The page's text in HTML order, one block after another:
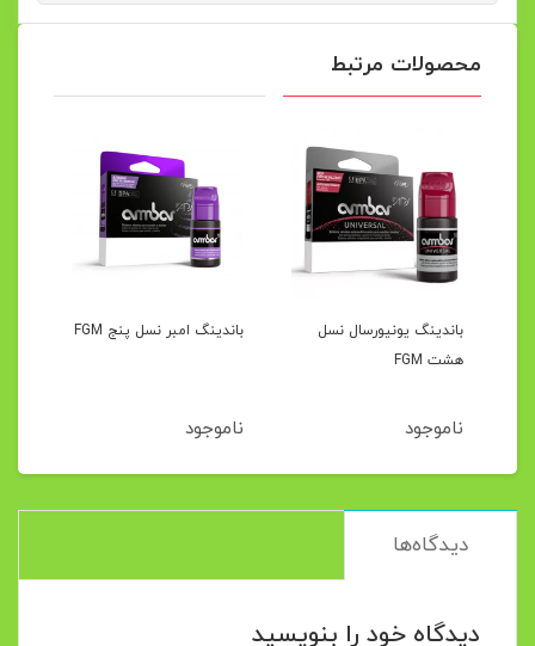
محصولات مرتبط
باندینگ یونیورسال نسل
هشت FGM
ناموجود
باندینگ امبر نسل پنج FGM
ناموجود
دیدگاه‌ها
دیدگاه خود را بنویسید